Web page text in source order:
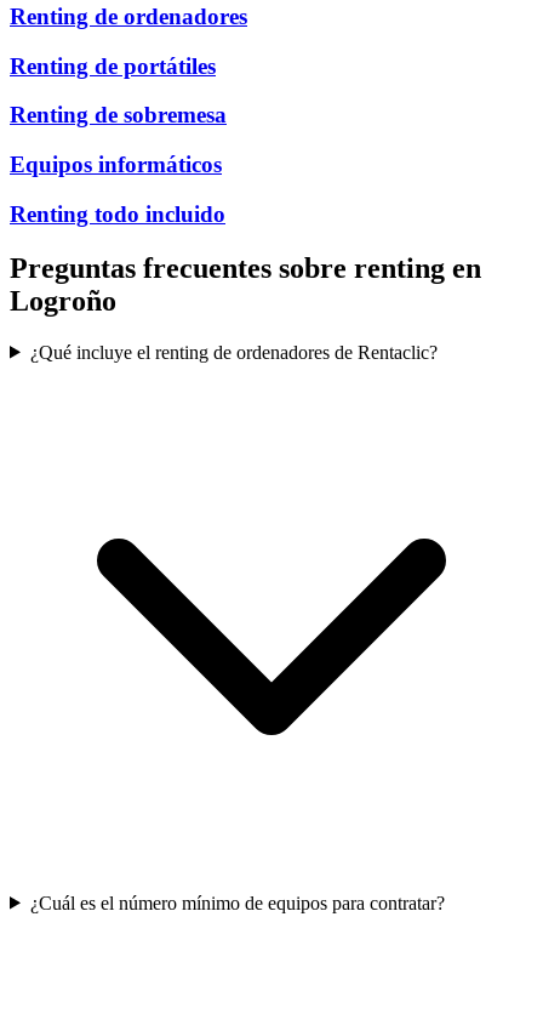
Renting de ordenadores
Renting de portátiles
Renting de sobremesa
Equipos informáticos
Renting todo incluido
Preguntas frecuentes sobre renting en
Logroño
¿Qué incluye el renting de ordenadores de Rentaclic?
¿Cuál es el número mínimo de equipos para contratar?